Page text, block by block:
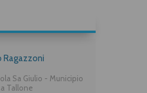
Ragazzoni
Sa Giulio - Municipio
Tallone